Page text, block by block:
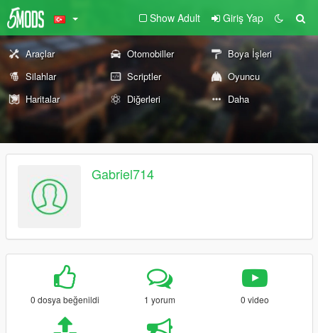
Show Adult Giriş Yap
Araçlar Otomobiller
Boya İşleri
Silahlar
Scriptler
Oyuncu
Haritalar
Diğerleri Daha
Gabriel714
0 dosya beğenildi 1 yorum 0 video